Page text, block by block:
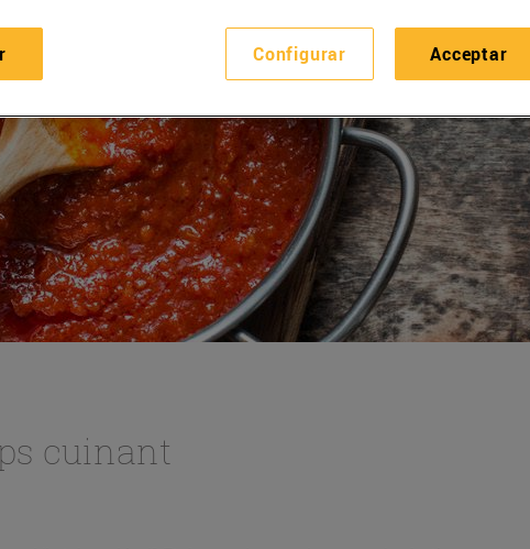
cuinant
Configurar Acceptar